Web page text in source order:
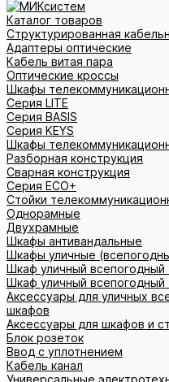
Каталог товаров
Структурированная
Адаптеры оптические
Кабель витая пара
Оптические кроссы
Шкафы
Cерия LITE
Cерия BASIS
Cерия KEYS
Шкафы
Разборная конструкция
Сварная конструкция
Серия ECO+
Стойки
Однорамные
Двухрамные
Шкафы антивандальные
Шкафы уличные
Шкаф уличный всепогодный
Шкаф уличный всепогодный
Аксессуары для уличных
шкафов
Аксессуары для шкафов и
Блок розеток
Ввод с уплотнением
Кабель канал
Универсальные